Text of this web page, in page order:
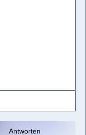
Antworten